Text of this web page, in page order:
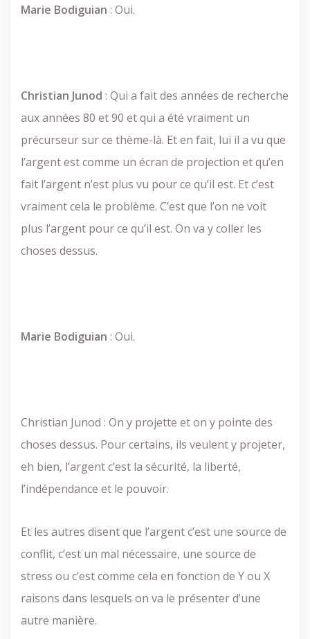
Marie Bodiguian : Oui.
Christian Junod : Qui a fait des années de recherche
aux années 80 et 90 et qui a été vraiment un
précurseur sur ce thème-là. Et en fait, lui il a vu que
l’argent est comme un écran de projection et qu’en
fait l’argent n’est plus vu pour ce qu’il est. Et c’est
vraiment cela le problème. C’est que l’on ne voit
plus l’argent pour ce qu’il est. On va y coller les
choses dessus.
Marie Bodiguian : Oui.
Christian Junod : On y projette et on y pointe des
choses dessus. Pour certains, ils veulent y projeter,
eh bien, l’argent c’est la sécurité, la liberté,
l’indépendance et le pouvoir.
Et les autres disent que l’argent c’est une source de
conflit, c’est un mal nécessaire, une source de
stress ou c’est comme cela en fonction de Y ou X
raisons dans lesquels on va le présenter d’une
autre manière.